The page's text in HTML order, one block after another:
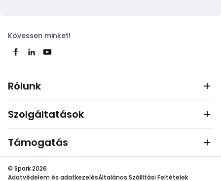
Kövessen minket!
Rólunk
Szolgáltatások
Támogatás
© Spark 2026
Adatvédelem és adatkezelésÁltalános Szállítási Feltételek